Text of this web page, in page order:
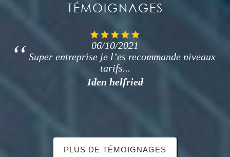
TÉMOIGNAGES
06/10/2021
Super entreprise travaux bien réalisé niveaux
tarifs correct sans sur prise de très bon conseil je
recommande cest entreprise...
PLUS DE TÉMOIGNAGES